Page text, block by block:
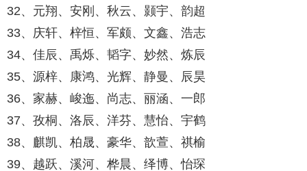
32、元翔、安刚、秋云、颢宇、韵超
33、庆轩、梓恒、军颇、文鑫、浩志
34、佳辰、禹烁、韬字、妙然、炼辰
35、源梓、康鸿、光辉、静曼、辰昊
36、家赫、峻迤、尚志、丽涵、一郎
37、孜桐、洛辰、洋芬、慧怡、宇鹤
38、麒凯、柏晟、豪华、歆萱、祺榆
39、越跃、溪河、桦晨、绎博、怡琛